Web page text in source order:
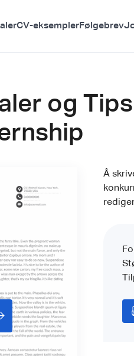
CV-eksemplerFølgebrev
og
Å